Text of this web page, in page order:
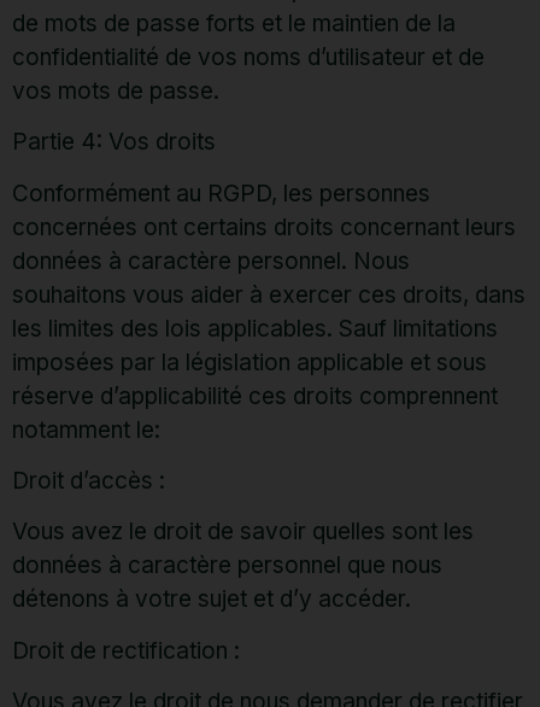
de mots de passe forts et le maintien de la
confidentialité de vos noms d’utilisateur et de
vos mots de passe.
Partie 4: Vos droits
Conformément au RGPD, les personnes
concernées ont certains droits concernant leurs
données à caractère personnel. Nous
souhaitons vous aider à exercer ces droits, dans
les limites des lois applicables. Sauf limitations
imposées par la législation applicable et sous
réserve d’applicabilité ces droits comprennent
notamment le:
Droit d’accès :
Vous avez le droit de savoir quelles sont les
données à caractère personnel que nous
détenons à votre sujet et d’y accéder.
Droit de rectification :